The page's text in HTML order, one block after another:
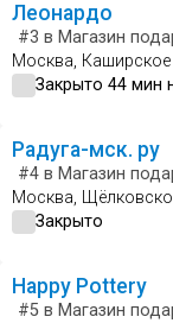
Леонардо
#3 в Магазин
Москва,
Закрыто 44 мин
Радуга-мск. ру
#4 в Магазин
Москва,
Закрыто
Happy Pottery
#5 в Магазин